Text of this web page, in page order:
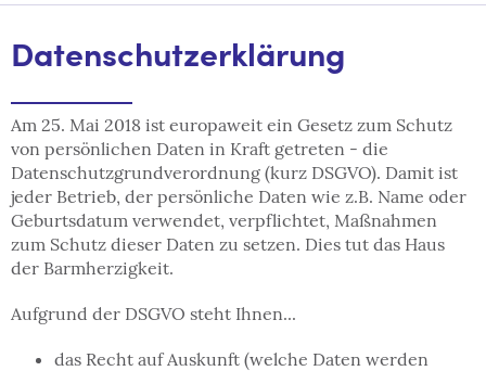
Datenschutzerklärung
Am 25. Mai 2018 ist europaweit ein Gesetz zum Schutz
von persönlichen Daten in Kraft getreten - die
Datenschutzgrundverordnung (kurz DSGVO). Damit ist
jeder Betrieb, der persönliche Daten wie z.B. Name oder
Geburtsdatum verwendet, verpflichtet, Maßnahmen
zum Schutz dieser Daten zu setzen. Dies tut das Haus
der Barmherzigkeit.
Aufgrund der DSGVO steht Ihnen...
das Recht auf Auskunft (welche Daten werden